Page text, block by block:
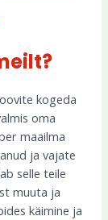
kogeda
oma
maailma
ja vajate
selle teile
muuta ja
käimine ja